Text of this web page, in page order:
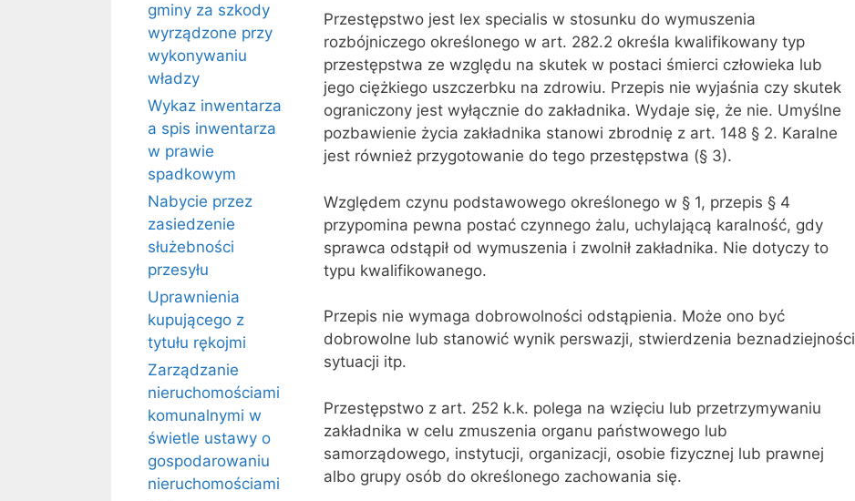
Przestępstwo jest lex specialis w stosunku do wymuszenia
rozbójniczego określonego w art. 282.2 określa kwalifikowany typ
przestępstwa ze względu na skutek w postaci śmierci człowieka lub
jego ciężkiego uszczerbku na zdrowiu. Przepis nie wyjaśnia czy skutek
ograniczony jest wyłącznie do zakładnika. Wydaje się, że nie. Umyślne
pozbawienie życia zakładnika stanowi zbrodnię z art. 148 § 2. Karalne
jest również przygotowanie do tego przestępstwa (§ 3).
Względem czynu podstawowego określonego w § 1, przepis § 4
przypomina pewna postać czynnego żalu, uchylającą karalność, gdy
sprawca odstąpił od wymuszenia i zwolnił zakładnika. Nie dotyczy to
typu kwalifikowanego.
Przepis nie wymaga dobrowolności odstąpienia. Może ono być
dobrowolne lub stanowić wynik perswazji, stwierdzenia beznadziejności
sytuacji itp.
Przestępstwo z art. 252 k.k. polega na wzięciu lub przetrzymywaniu
zakładnika w celu zmuszenia organu państwowego lub
samorządowego, instytucji, organizacji, osobie fizycznej lub prawnej
albo grupy osób do określonego zachowania się.
gminy za szkody
wyrządzone przy
wykonywaniu
władzy
Wykaz inwentarza
a spis inwentarza
w prawie
spadkowym
Nabycie przez
zasiedzenie
służebności
przesyłu
Uprawnienia
kupującego z
tytułu rękojmi
Zarządzanie
nieruchomościami
komunalnymi w
świetle ustawy o
gospodarowaniu
nieruchomościami